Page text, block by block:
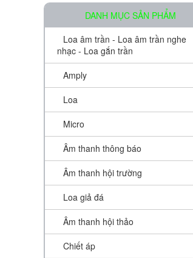
DANH MỤC SẢN PHẨM
Loa âm trần - Loa âm trần nghe
nhạc - Loa gắn trần
Amply
Loa
Micro
Âm thanh thông báo
Âm thanh hội trường
Loa giả đá
Âm thanh hội thảo
Chiết áp